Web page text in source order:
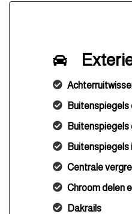
Buitenspiegels
Centrale
Chroom delen
Dakrails